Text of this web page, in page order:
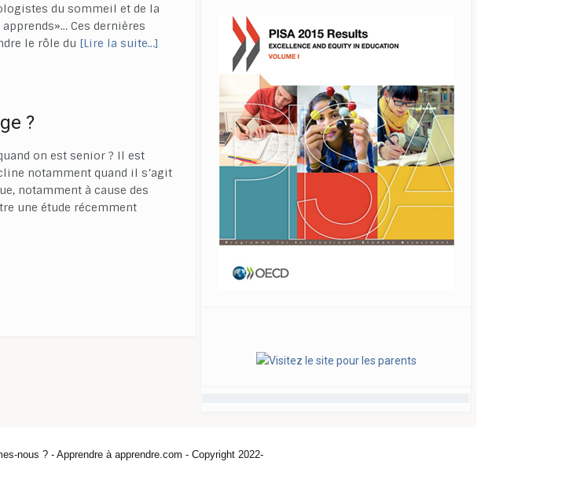
du sommeil et de la
Ces dernières
le rôle du [Lire la suite…]
?
on est senior ? Il est
notamment quand il s’agit
notamment à cause des
une étude récemment
nous ? - Apprendre à apprendre.com - Copyright 2022-